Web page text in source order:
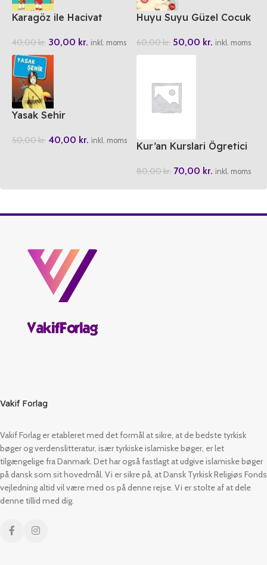
Karagöz ile Hacivat
40,00kr. 30,00 kr. inkl. moms
Huyu Suyu Güzel Cocuk
60,00kr. 50,00 kr. inkl. moms
Yasak Sehir
50,00kr. 40,00 kr. inkl. moms
Kur’an Kurslari Ögretici
80,00kr. 70,00 kr. inkl. moms
Vakif Forlag
Vakif Forlag er etableret med det formål at sikre, at de bedste tyrkisk
bøger og verdenslitteratur, især tyrkiske islamiske bøger, er let
tilgængelige fra Danmark. Det har også fastlagt at udgive islamiske bøger
på dansk som sit hovedmål. Vi er sikre på, at Dansk Tyrkisk Religiøs Fonds
vejledning altid vil være med os på denne rejse. Vi er stolte af at dele
denne tillid med dig.